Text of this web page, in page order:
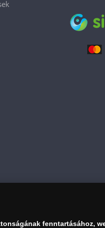
fenntartásához,